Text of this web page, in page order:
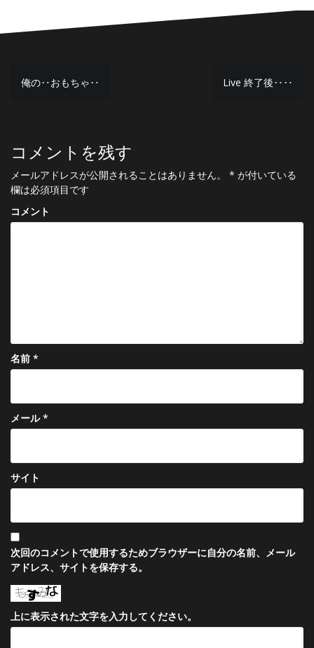
投
ビ
ゲ
ー
シ
俺の‥おもちゃ‥ Live 終了後‥‥
コメントを残す
メールアドレスが公開されることはありません。 * が付いている
欄は必須項目です
コメント
名前 *
メール*
サイト
次回のコメントで使用するためブラウザーに自分の名前、メール
アドレス、サイトを保存する。
上に表示された文字を入力してください。